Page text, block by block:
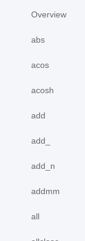
Overview
abs
acos
acosh
add
add_
add_n
addmm
all